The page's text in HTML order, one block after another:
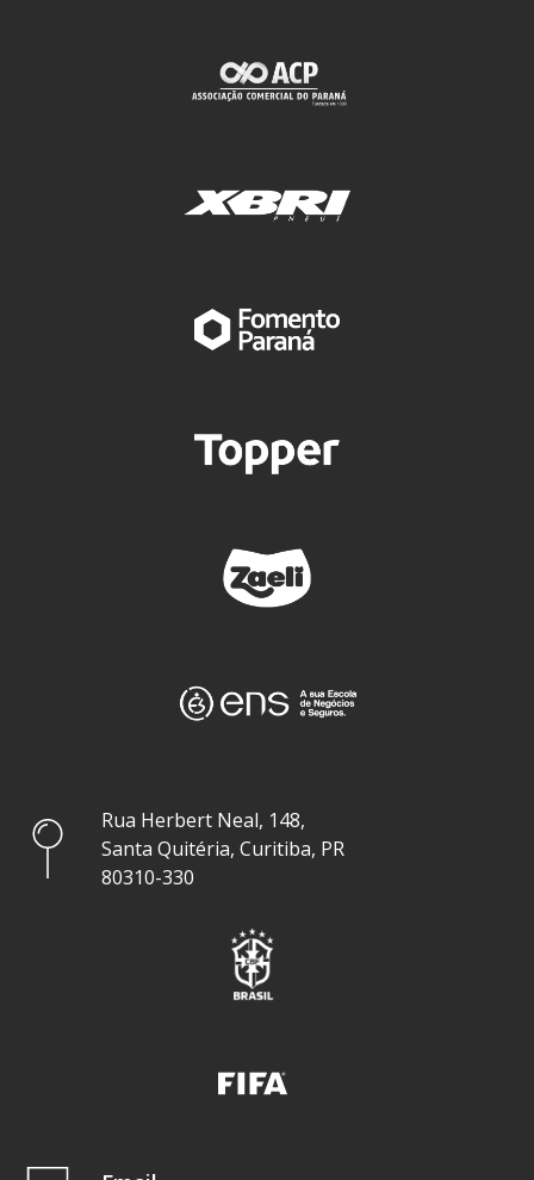
Rua Herbert Neal, 148,
Santa Quitéria, Curitiba, PR
80310-330